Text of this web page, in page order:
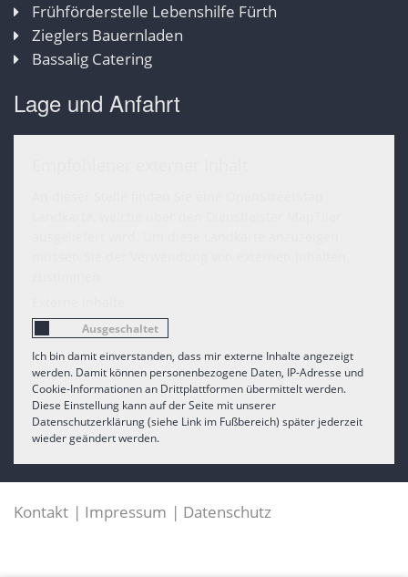
Frühförderstelle Lebenshilfe Fürth
Zieglers Bauernladen
Bassalig Catering
Lage und Anfahrt
Ich bin damit einverstanden, dass mir externe Inhalte angezeigt
werden. Damit können personenbezogene Daten, IP-Adresse und
Cookie-Informationen an Drittplattformen übermittelt werden.
Diese Einstellung kann auf der Seite mit unserer
Datenschutzerklärung (siehe Link im Fußbereich) später jederzeit
wieder geändert werden.
Kontakt Impressum Datenschutz